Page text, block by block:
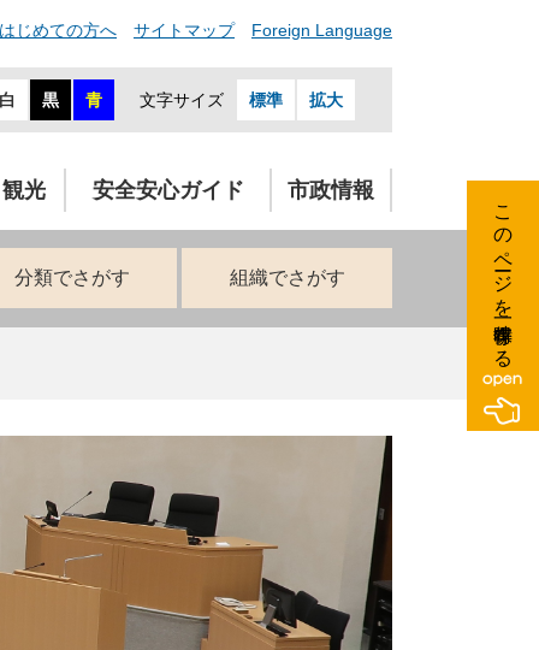
はじめての方へ サイトマップ Foreign Language
白 黒 青 文字サイズ 標準 拡大
光 安全安心ガイド 市政情報
分類でさがす 組織でさがす このページを一時保存する